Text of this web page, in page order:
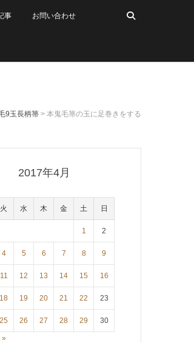
事 お問い合わせ
9玉長柄箒 > 本鬼毛箒の玉に足巻きをする
2017年4月
火 水 木 金 土 日
1 2
4 5 6 7 8 9
11 12 13 14 15 16
18 19 20 21 22 23
25 26 27 28 29 30
»